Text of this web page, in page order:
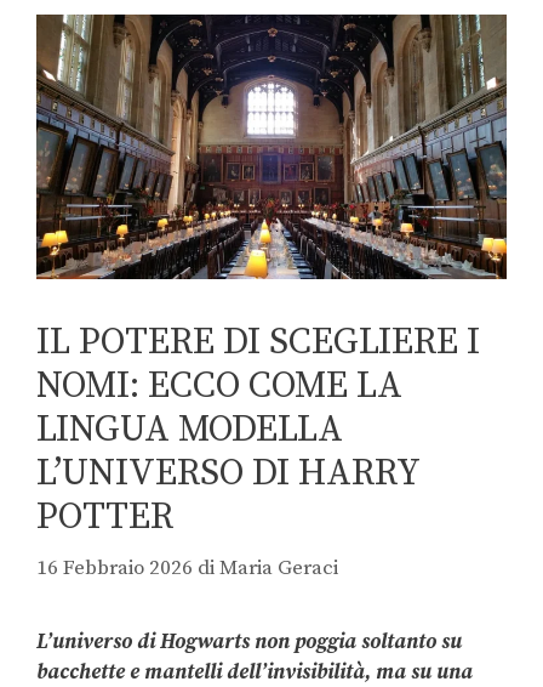
IL POTERE DI SCEGLIERE I
NOMI: ECCO COME LA
LINGUA MODELLA
L’UNIVERSO DI HARRY
POTTER
16 Febbraio 2026 diMaria Geraci
L’universo di Hogwarts non poggia soltanto su
bacchette e mantelli dell’invisibilità, ma su una